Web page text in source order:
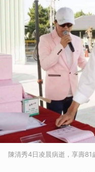
陳清秀4日凌晨病逝，享壽81